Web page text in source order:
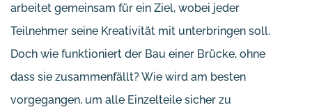
arbeitet gemeinsam für ein Ziel, wobei jeder
Teilnehmer seine Kreativität mit unterbringen soll.
Doch wie funktioniert der Bau einer Brücke, ohne
dass sie zusammenfällt? Wie wird am besten
vorgegangen, um alle Einzelteile sicher zu